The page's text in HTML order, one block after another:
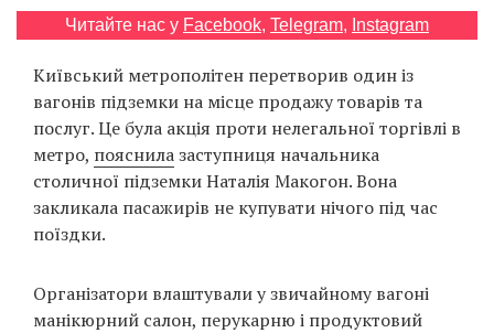
Читайте нас у Facebook, Telegram, Instagram
Київський метрополітен перетворив один із
вагонів підземки на місце продажу товарів та
послуг. Це була акція проти нелегальної торгівлі в
метро, ​​пояснилазаступниця начальника
столичної підземки Наталія Макогон. Вона
закликала пасажирів не купувати нічого під час
поїздки.
Організатори влаштували у звичайному вагоні
манікюрний салон, перукарню і продуктовий